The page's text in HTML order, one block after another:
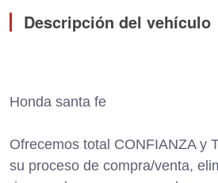
Descripción del vehículo
Honda santa fe
Ofrecemos total CONFIANZA y
su proceso de compra/venta,